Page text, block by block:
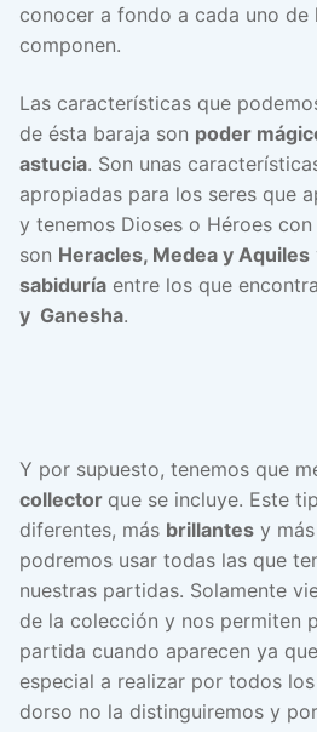
conocer a fondo a cada uno de
componen.
Las características que
de ésta baraja son poder
astucia. Son unas
apropiadas para los seres que
y tenemos Dioses o Héroes con
son Heracles, Medea y Aquiles
sabiduría entre los que
y Ganesha.
Y por supuesto, tenemos que
collector que se incluye. Este
diferentes, más brillantes y más
podremos usar todas las que
nuestras partidas. Solamente
de la colección y nos permiten
partida cuando aparecen ya
especial a realizar por todos
dorso no la distinguiremos y